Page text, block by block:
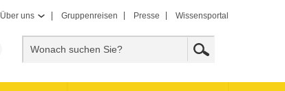
Über uns Gruppenreisen Presse Wissensportal